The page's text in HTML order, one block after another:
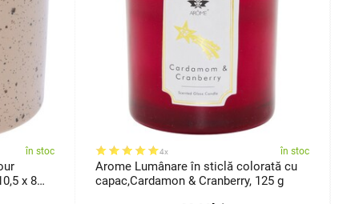
în stoc
x 8
4x în stoc
Arome Lumânare în sticlă colorată cu
capac,Cardamon & Cranberry, 125 g